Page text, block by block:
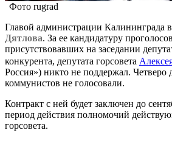
Фото rugrad
Главой администрации Калининграда
Дятлова. За ее кандидатуру
присутствовавших на заседании
конкурента, депутата горсовета
Россия») никто не поддержал. Четверо
коммунистов не голосовали.
Контракт с ней будет заключен до
период действия полномочий
горсовета.